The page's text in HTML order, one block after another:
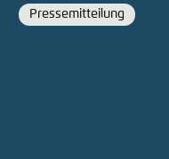
Format
Pressemitteilung